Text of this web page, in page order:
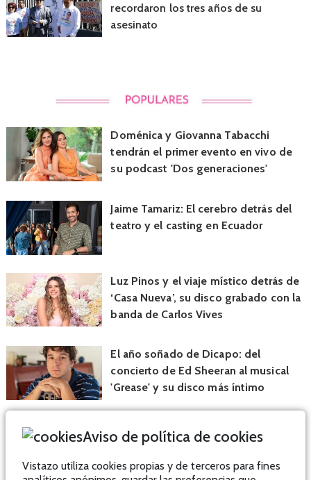
recordaron los tres años de su
asesinato
Doménica y Giovanna Tabacchi
tendrán el primer evento en vivo de
su podcast 'Dos generaciones'
Jaime Tamariz: El cerebro detrás del
teatro y el casting en Ecuador
Luz Pinos y el viaje místico detrás de
‘Casa Nueva’, su disco grabado con la
banda de Carlos Vives
El año soñado de Dicapo: del
concierto de Ed Sheeran al musical
'Grease' y su disco más íntimo
Aviso de política de cookies
Vistazo utiliza cookies propias y de terceros para fines